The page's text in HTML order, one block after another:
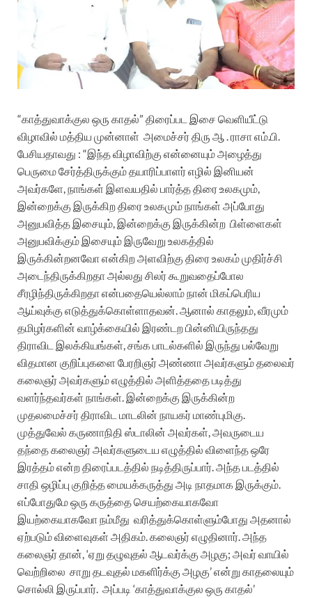
“காத்துவாக்குல ஒரு காதல்” திரைப்பட இசை வெளியீட்டு
விழாவில் மத்திய முன்னாள் அமைச்சர் திரு ஆ . ராசா எம்.பி.
பேசியதாவது : “இந்த விழாவிற்கு என்னையும் அழைத்து
பெருமை சேர்த்திருக்கும் தயாரிப்பாளர் எழில் இனியன்
அவர்களே,நாங்கள் இளவயதில் பார்த்த திரை உலகமும்,
இன்றைக்கு இருக்கிற திரை உலகமும் நாங்கள் அப்போது
அனுபவித்த இசையும், இன்றைக்கு இருக்கின்ற பிள்ளைகள்
அனுபவிக்கும் இசையும் இருவேறு உலகத்தில்
இருக்கின்றனவோ என்கிற அளவிற்கு திரை உலகம் முதிர்ச்சி
அடைந்திருக்கிறதா அல்லது சிலர் கூறுவதைப்போல
சீரழிந்திருக்கிறதா என்பதையெல்லாம் நான் மிகப்பெரிய
ஆய்வுக்கு எடுத்துக்கொள்ளாதவன்.ஆனால் காதலும், வீரமும்
தமிழர்களின் வாழ்க்கையில் இரண்டற பின்னியிருந்தது
திராவிட இலக்கியங்கள், சங்க பாடல்களில் இருந்து பல்வேறு
விதமான குறிப்புகளை பேரறிஞர் அண்ணா அவர்களும் தலைவர்
கலைஞர் அவர்களும் எழுத்தில் அளித்ததை படித்து
வளர்ந்தவர்கள் நாங்கள். இன்றைக்கு இருக்கின்ற
முதலமைச்சர் திராவிட மாடலின் நாயகர் மாண்புமிகு.
முத்துவேல் கருணாநிதி ஸ்டாலின் அவர்கள், அவருடைய
தந்தை கலைஞர் அவர்களுடைய எழுத்தில் விளைந்த ஒரே
இரத்தம் என்ற திரைப்படத்தில் நடித்திருப்பார். அந்த படத்தில்
சாதி ஒழிப்பு குறித்த மையக்கருத்து அடி நாதமாக இருக்கும்.
எப்போதுமே ஒரு கருத்தை செயற்கையாகவோ
இயற்கையாகவோ நம்மீது வரித்துக்கொள்ளும்போது அதனால்
ஏற்படும் விளைவுகள் அதிகம்.கலைஞர் எழுதினார். அந்த
கலைஞர் தான், ‘ஏறு தழுவுதல் ஆடவர்க்கு அழகு; அவர் வாயில்
வெற்றிலை சாறு தடவுதல் மகளிர்க்கு அழகு’ என்று காதலையும்
சொல்லி இருப்பார். அப்படி ‘காத்துவாக்குல ஒரு காதல்’